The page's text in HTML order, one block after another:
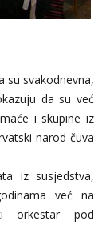
su svakodnevna,
da su već
i skupine iz
narod čuva
iz susjedstva,
već na
orkestar pod